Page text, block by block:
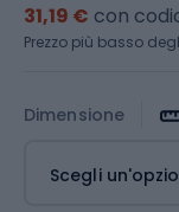
Dimensione
Scegli
31,19 € con
Prezzo più basso